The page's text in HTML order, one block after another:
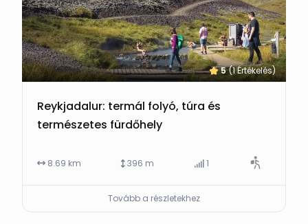
5 (1 Értékelés)
Reykjadalur: termál folyó, túra és
természetes fürdőhely
8.69 km 396 m 1
Tovább a részletekhez